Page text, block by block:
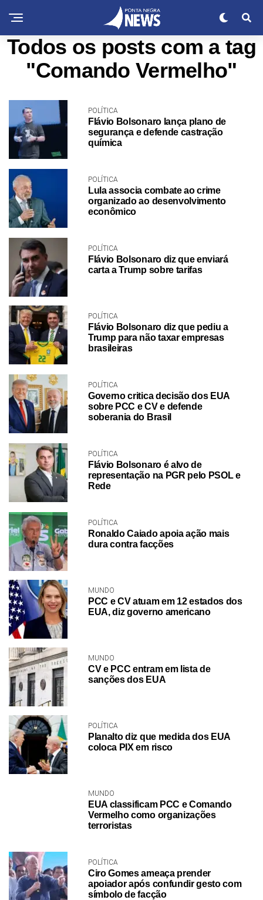
Todos os posts com a tag
"Comando Vermelho"
POLÍTICA
Flávio Bolsonaro lança plano de
segurança e defende castração
química
POLÍTICA
Lula associa combate ao crime
organizado ao desenvolvimento
econômico
POLÍTICA
Flávio Bolsonaro diz que enviará
carta a Trump sobre tarifas
POLÍTICA
Flávio Bolsonaro diz que pediu a
Trump para não taxar empresas
brasileiras
POLÍTICA
Governo critica decisão dos EUA
sobre PCC e CV e defende
soberania do Brasil
POLÍTICA
Flávio Bolsonaro é alvo de
representação na PGR pelo PSOL e
Rede
POLÍTICA
Ronaldo Caiado apoia ação mais
dura contra facções
MUNDO
PCC e CV atuam em 12 estados dos
EUA, diz governo americano
MUNDO
CV e PCC entram em lista de
sanções dos EUA
POLÍTICA
Planalto diz que medida dos EUA
coloca PIX em risco
MUNDO
EUA classificam PCC e Comando
Vermelho como organizações
terroristas
POLÍTICA
Ciro Gomes ameaça prender
apoiador após confundir gesto com
símbolo de facção